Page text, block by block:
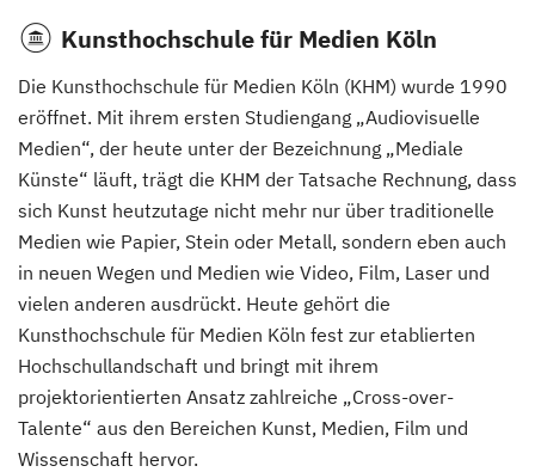
Kunsthochschule für Medien Köln
Die Kunsthochschule für Medien Köln (KHM) wurde 1990
eröffnet. Mit ihrem ersten Studiengang „Audiovisuelle
Medien“, der heute unter der Bezeichnung „Mediale
Künste“ läuft, trägt die KHM der Tatsache Rechnung, dass
sich Kunst heutzutage nicht mehr nur über traditionelle
Medien wie Papier, Stein oder Metall, sondern eben auch
in neuen Wegen und Medien wie Video, Film, Laser und
vielen anderen ausdrückt. Heute gehört die
Kunsthochschule für Medien Köln fest zur etablierten
Hochschullandschaft und bringt mit ihrem
projektorientierten Ansatz zahlreiche „Cross-over-
Talente“ aus den Bereichen Kunst, Medien, Film und
Wissenschaft hervor.